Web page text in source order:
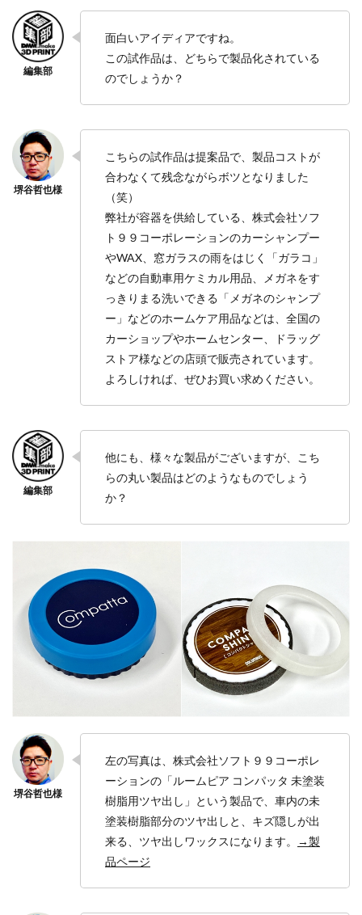
面白いアイディアですね。
この試作品は、どちらで製品化されている
のでしょうか？
こちらの試作品は提案品で、製品コストが
合わなくて残念ながらボツとなりました
（笑）
弊社が容器を供給している、株式会社ソフ
ト９９コーポレーションのカーシャンプー
やWAX、窓ガラスの雨をはじく「ガラコ」
などの自動車用ケミカル用品、メガネをす
っきりまる洗いできる「メガネのシャンプ
ー」などのホームケア用品などは、全国の
カーショップやホームセンター、ドラッグ
ストア様などの店頭で販売されています。
よろしければ、ぜひお買い求めください。
他にも、様々な製品がございますが、こち
らの丸い製品はどのようなものでしょう
か？
左の写真は、株式会社ソフト９９コーポレ
ーションの「ルームピア コンパッタ 未塗装
樹脂用ツヤ出し」という製品で、車内の未
塗装樹脂部分のツヤ出しと、キズ隠しが出
来る、ツヤ出しワックスになります。
→製
品ページ